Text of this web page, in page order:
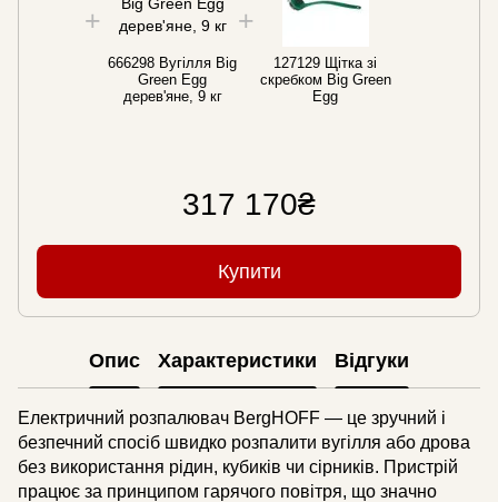
666298 Вугілля Big
Green Egg
дерев'яне, 9 кг
127129 Щітка зі
скребком Big Green
Egg
317 170₴
Купити
Опис Характеристики Відгуки
Електричний розпалювач BergHOFF — це зручний і
безпечний спосіб швидко розпалити вугілля або дрова
без використання рідин, кубиків чи сірників. Пристрій
працює за принципом гарячого повітря, що значно